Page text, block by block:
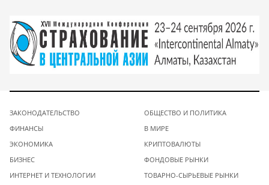
ЗАКОНОДАТЕЛЬСТВО
ФИНАНСЫ
ЭКОНОМИКА
БИЗНЕС
ИНТЕРНЕТ И ТЕХНОЛОГИИ
ОБЩЕСТВО И ПОЛИТИКА
В МИРЕ
КРИПТОВАЛЮТЫ
ФОНДОВЫЕ РЫНКИ
ТОВАРНО-СЫРЬЕВЫЕ РЫНКИ